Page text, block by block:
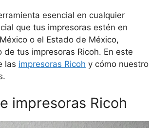
esencial en cualquier
que tus impresoras estén en
o el Estado de México,
tus impresoras Ricoh. En este
las impresoras Ricoh y cómo nuestro
impresoras Ricoh